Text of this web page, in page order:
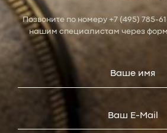
Позвоните по номеру +7 (495) 785-
нашим специалистам через